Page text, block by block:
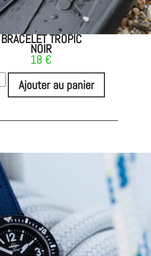
BRACELET TROPIC
NOIR
18 €
Ajouter au panier